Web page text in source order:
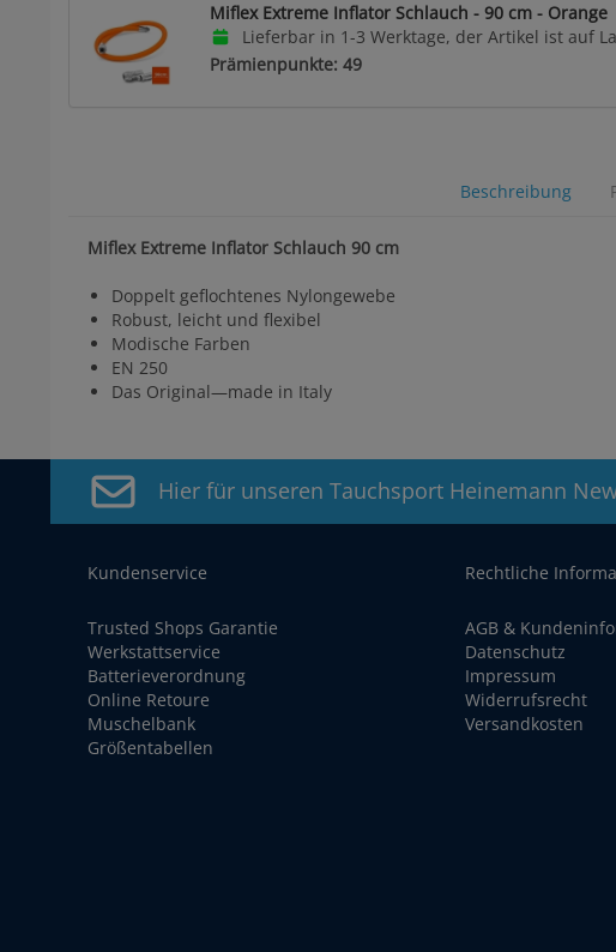
Miflex Extreme Inflator Schlauch - 90 cm - Orange
Lieferbar in 1-3 Werktage, der Artikel ist auf
Prämienpunkte: 49
Beschreibung
Miflex Extreme Inflator Schlauch 90 cm
Doppelt geflochtenes Nylongewebe
Robust, leicht und flexibel
Modische Farben
EN 250
Das Original—made in Italy
Hier für unseren Tauchsport Heinemann
Kundenservice
Trusted Shops Garantie
Werkstattservice
Batterieverordnung
Online Retoure
Muschelbank
Größentabellen
Rechtliche
AGB &
Datenschutz
Impressum
Widerrufsrecht
Versandkosten